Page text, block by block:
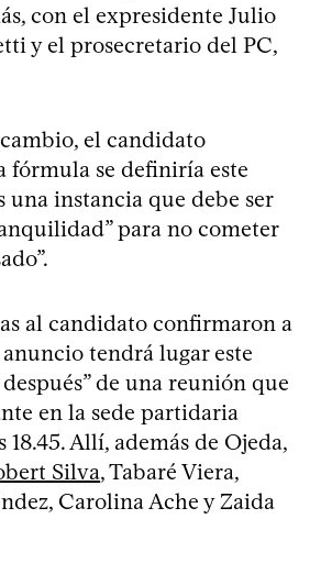
con el expresidente Julio
y el prosecretario del PC,
el candidato
fórmula se definiría este
una instancia que debe ser
para no cometer
al candidato confirmaron a
tendrá lugar este
de una reunión que
en la sede partidaria
18.45. Allí, además de Ojeda,
Silva, Tabaré Viera,
Carolina Ache y Zaida